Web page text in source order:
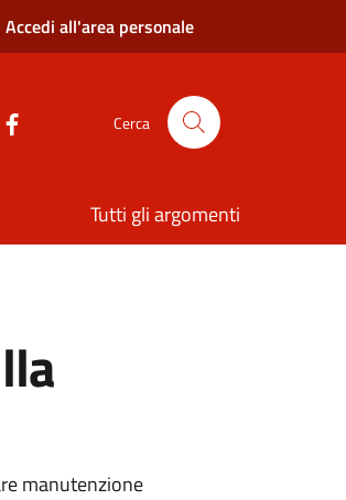
Accedi all'area personale
Cerca
Tutti gli argomenti
manutenzione